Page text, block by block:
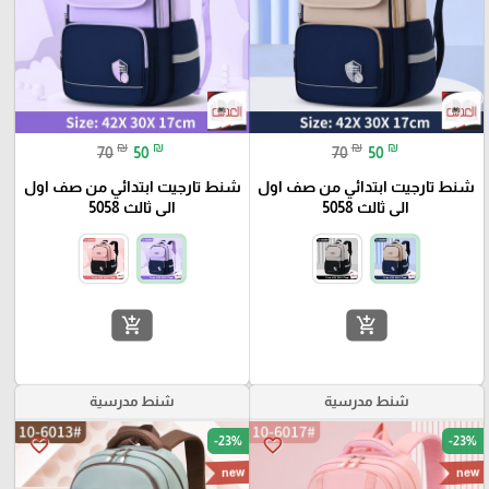
70 ₪ 50 ₪
شنط تارجيت ابتدائي من صف اول
الى ثالث 5058
add_shopping_cart
70 ₪ 50 ₪
شنط تارجيت ابتدائي من صف اول
الى ثالث 5058
add_shopping_cart
شنط مدرسية
favorite_border -23%
new
شنط مدرسية
favorite_border -23%
new